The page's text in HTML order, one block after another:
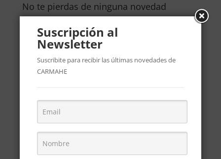
No te pierdas de ninguna novedad
Suscripción al
Newsletter
Suscribite para recibir las últimas novedades de
CARMAHE